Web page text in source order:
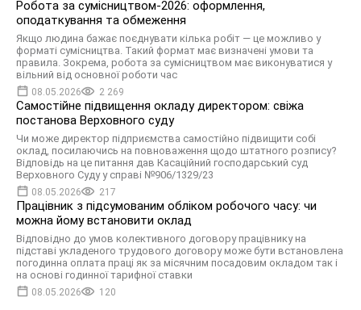
Робота за сумісництвом-2026: оформлення,
оподаткування та обмеження
Якщо людина бажає поєднувати кілька робіт — це можливо у
форматі сумісництва. Такий формат має визначені умови та
правила. Зокрема, робота за сумісництвом має виконуватися у
вільний від основної роботи час
08.05.2026 2 269
Самостійне підвищення окладу директором: свіжа
постанова Верховного суду
Чи може директор підприємства самостійно підвищити собі
оклад, посилаючись на повноваження щодо штатного розпису?
Відповідь на це питання дав Касаційний господарський суд
Верховного Суду у справі №906/1329/23
08.05.2026 217
Працівник з підсумованим обліком робочого часу: чи
можна йому встановити оклад
Відповідно до умов колективного договору працівнику на
підставі укладеного трудового договору може бути встановлена
погодинна оплата праці як за місячним посадовим окладом так і
на основі годинної тарифної ставки
08.05.2026 120